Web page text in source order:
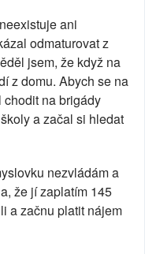
ani
odmaturovat z
jsem, že když na
z domu. Abych se na
chodit na brigády
a začal si hledat
nezvládám a
že jí zaplatím 145
a začnu platit nájem